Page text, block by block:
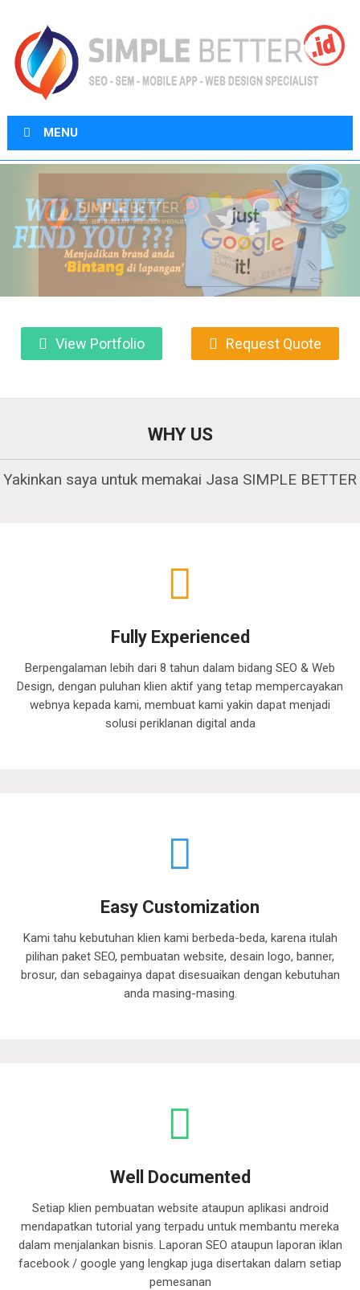
MENU
View Portfolio Request Quote
WHY US
Yakinkan saya untuk memakai Jasa SIMPLE BETTER
Fully Experienced
Berpengalaman lebih dari 8 tahun dalam bidang SEO & Web
Design, dengan puluhan klien aktif yang tetap mempercayakan
webnya kepada kami, membuat kami yakin dapat menjadi
solusi periklanan digital anda
Easy Customization
Kami tahu kebutuhan klien kami berbeda-beda, karena itulah
pilihan paket SEO, pembuatan website, desain logo, banner,
brosur, dan sebagainya dapat disesuaikan dengan kebutuhan
anda masing-masing.
Well Documented
Setiap klien pembuatan website ataupun aplikasi android
mendapatkan tutorial yang terpadu untuk membantu mereka
dalam menjalankan bisnis. Laporan SEO ataupun laporan iklan
facebook / google yang lengkap juga disertakan dalam setiap
pemesanan